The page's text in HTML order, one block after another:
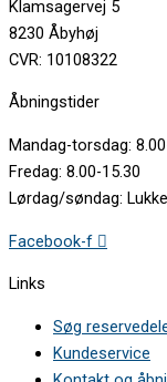
Klamsagervej 5
8230 Åbyhøj
CVR: 10108322
Åbningstider
Mandag-torsdag:
Fredag: 8.00-15.30
Lørdag/søndag:
Facebook-f
Links
Søg
Kundeservice